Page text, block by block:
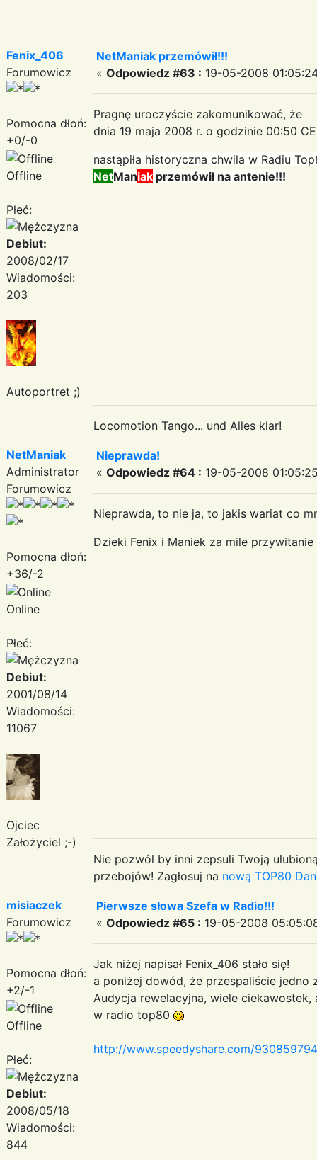
Fenix_406
Forumowicz
Pomocna dłoń:
+0/-0
Offline
Płeć:
Debiut:
2008/02/17
Wiadomości:
203
Autoportret ;)
NetManiak przemówił!!!
« Odpowiedz #63 : 19-05-2008
Pragnę uroczyście zakomunikować, że
dnia 19 maja 2008 r. o godzinie 00:50
nastąpiła historyczna chwila w Radiu
NetManiak przemówił na antenie!!!
Locomotion Tango... und Alles klar!
NetManiak
Administrator
Forumowicz
Pomocna dłoń:
+36/-2
Online
Płeć:
Debiut:
2001/08/14
Wiadomości:
11067
Ojciec
Założyciel ;-)
Nieprawda!
« Odpowiedz #64 : 19-05-2008
Nieprawda, to nie ja, to jakis wariat co
Dzieki Fenix i Maniek za mile przywitanie
Nie pozwól by inni zepsuli Twoją
przebojów! Zagłosuj na nową TOP80
misiaczek
Forumowicz
Pomocna dłoń:
+2/-1
Offline
Płeć:
Debiut:
2008/05/18
Wiadomości:
844
Pierwsze słowa Szefa w Radio!!!
« Odpowiedz #65 : 19-05-2008
Jak niżej napisał Fenix_406 stało się!
a poniżej dowód, że przespaliście
Audycja rewelacyjna, wiele
w radio top80
http://www.speedyshare.com/